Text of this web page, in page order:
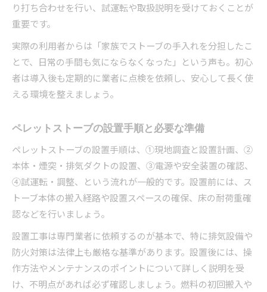
り打ち合わせを行い、試運転や取扱説明を受けておくことが
重要です。
実際の利用者からは「家族でストーブの手入れを分担したこ
とで、日常の手間も気にならなくなった」という声も。初心
者は導入後も定期的に業者に点検を依頼し、安心して長く使
える環境を整えましょう。
ペレットストーブの設置手順と必要な準備
ペレットストーブの設置手順は、①現地調査と設置計画、②
本体・煙突・排気ダクトの設置、③電源や安全装置の確認、
④試運転・調整、という流れが一般的です。設置前には、ス
トーブ本体の搬入経路や設置スペースの確保、床の耐荷重確
認などを行いましょう。
設置工事は専門業者に依頼するのが基本で、特に排気設備や
防火対策は法律上も厳格な基準があります。設置後には、操
作方法やメンテナンスのポイントについて詳しく説明を受
け、不明点があれば必ず確認しましょう。燃料の初回搬入や